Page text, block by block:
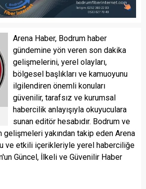
Arena Haber, Bodrum haber
gündemine yön veren son dakika
gelişmelerini, yerel olayları,
bölgesel başlıkları ve kamuoyunu
ilgilendiren önemli konuları
güvenilir, tarafsız ve kurumsal
habercilik anlayışıyla okuyuculara
sunan editör hesabıdır. Bodrum ve
gelişmeleri yakından takip eden Arena
ve etkili içerikleriyle yerel haberciliğe
Güncel, İlkeli ve Güvenilir Haber